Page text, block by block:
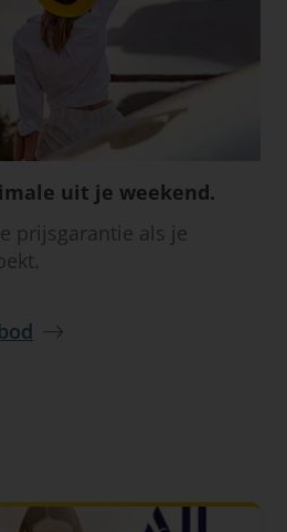
uit je weekend.
prijsgarantie als je